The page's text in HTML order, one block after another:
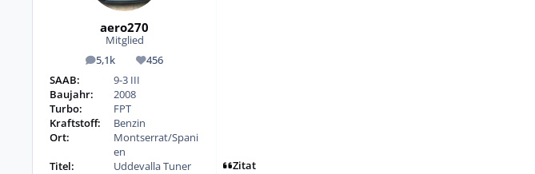
aero270
Mitglied
5,1k
Beiträge 456
Reputation
SAAB:
9-3 III
Baujahr:
2008
Turbo:
FPT
Kraftstoff:
Benzin
Ort:
Montserrat/Spani
en
Titel:
Uddevalla Tuner Zitat